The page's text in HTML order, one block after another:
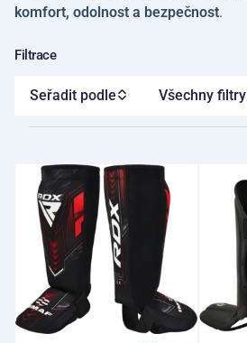
komfort, odolnost a bezpečnost.
Filtrace
Všechny filtry
Seřadit podle